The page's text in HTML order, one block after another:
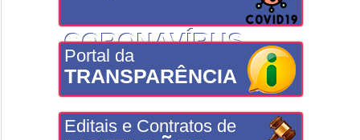
CORONAVÍRUS
Portal da
TRANSPARÊNCIA
Editais e Contratos de